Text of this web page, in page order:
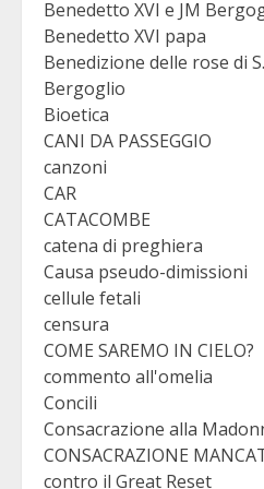
Benedetto XVI e JM
Benedetto XVI papa
Benedizione delle rose di
Bergoglio
Bioetica
CANI DA PASSEGGIO
canzoni
CAR
CATACOMBE
catena di preghiera
Causa pseudo-dimissioni
cellule fetali
censura
COME SAREMO IN CIELO?
commento all'omelia
Concili
Consacrazione alla
CONSACRAZIONE
contro il Great Reset